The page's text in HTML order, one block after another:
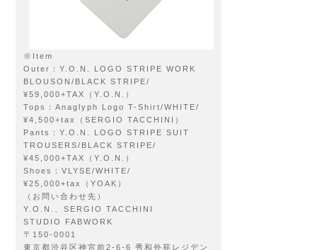
※Item
Outer：Y.O.N. LOGO STRIPE WORK
BLOUSON/BLACK STRIPE/
¥59,000+TAX（Y.O.N.）
Tops：Anaglyph Logo T-Shirt/WHITE/
¥4,500+tax（SERGIO TACCHINI）
Pants：Y.O.N. LOGO STRIPE SUIT
TROUSERS/BLACK STRIPE/
¥45,000+TAX（Y.O.N.）
Shoes：VLYSE/WHITE/
¥25,000+tax（YOAK）
（お問い合わせ先）
Y.O.N.、SERGIO TACCHINI
STUDIO FABWORK
〒150-0001
東京都渋谷区神宮前2-6-6 秀和外苑レジデン